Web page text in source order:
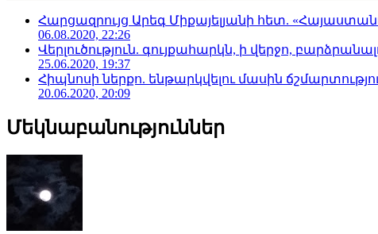
Հարցազրույց Արեգ Միքայելյանի հետ.
06.08.2020, 22:26
Վերլուծություն. գույքահարկն, ի վերջո,
25.06.2020, 19:37
Հիպնոսի ներքո. ենթարկվելու մասին
20.06.2020, 20:09
Մեկնաբանություններ